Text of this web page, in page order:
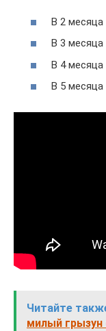
В 2 месяца
В 3 месяца
В 4 месяца
В 5 месяца
Читайте
милый грызун